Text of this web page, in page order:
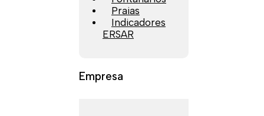
Praias
Indicadores
ERSAR
Empresa